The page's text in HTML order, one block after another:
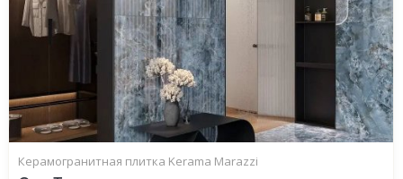
Керамогранитная плитка Kerama Marazzi